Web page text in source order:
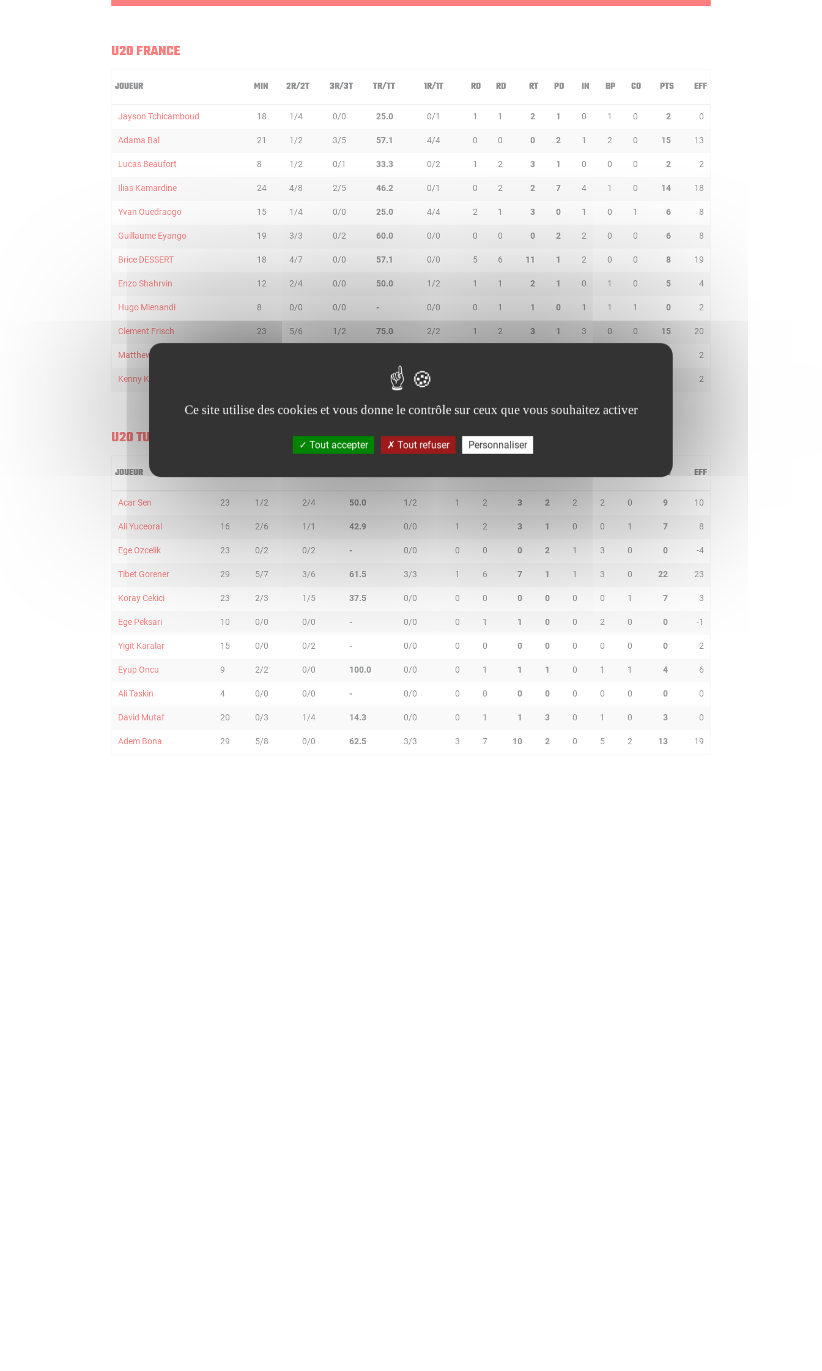
U20 FRANCE
JOUEUR MIN 2R/2T 3R/3T TR/TT 1R/1T RO RD RT PD IN BP CO PTS EFF
Jayson Tchicamboud 18 1/4 0/0 25.0 0/1 1 1 2 1 0 1 0 2 0
Adama Bal 21 1/2 3/5 57.1 4/4 0 0 0 2 1 2 0 15 13
Lucas Beaufort 8 1/2 0/1 33.3 0/2 1 2 3 1 0 0 0 2 2
Ilias Kamardine 24 4/8 2/5 46.2 0/1 0 2 2 7 4 1 0 14 18
Yvan Ouedraogo 15 1/4 0/0 25.0 4/4 2 1 3 0 1 0 1 6 8
Guillaume Eyango 19 3/3 0/2 60.0 0/0 0 0 0 2 2 0 0 6 8
Brice DESSERT 18 4/7 0/0 57.1 0/0 5 6 11 1 2 0 0 8 19
Enzo Shahrvin 12 2/4 0/0 50.0 1/2 1 1 2 1 0 1 0 5 4
Hugo Mienandi 8 0/0 0/0 - 0/0 0 1 1 0 1 1 1 0 2
Clement Frisch 23 5/6 1/2 75.0 2/2 1 2 3 1 3 0 0 15 20
Matthew STRAZEL 2
Kenny Kasiama 100.0 1/2 2
U20 TURKEY
JOUEUR PTS EFF
Acar Sen 23 1/2 2/4 50.0 1/2 1 2 3 2 2 2 0 9 10
Ali Yuceoral 16 2/6 1/1 42.9 0/0 1 2 3 1 0 0 1 7 8
Ege Ozcelik 23 0/2 0/2 - 0/0 0 0 0 2 1 3 0 0 -4
Tibet Gorener 29 5/7 3/6 61.5 3/3 1 6 7 1 1 3 0 22 23
Koray Cekici 23 2/3 1/5 37.5 0/0 0 0 0 0 0 0 1 7 3
Ege Peksari 10 0/0 0/0 - 0/0 0 1 1 0 0 2 0 0 -1
Yigit Karalar 15 0/0 0/2 - 0/0 0 0 0 0 0 0 0 0 -2
Eyup Oncu 9 2/2 0/0 100.0 0/0 0 1 1 1 0 1 1 4 6
Ali Taskin 4 0/0 0/0 - 0/0 0 0 0 0 0 0 0 0 0
David Mutaf 20 0/3 1/4 14.3 0/0 0 1 1 3 0 1 0 3 0
Adem Bona 29 5/8 0/0 62.5 3/3 3 7 10 2 0 5 2 13 19
Ce site utilise des cookies et vous donne le contrôle sur ceux que vous souhaitez activer
Tout accepter Tout refuser Personnaliser